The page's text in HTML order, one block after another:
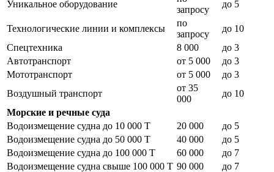
Уникальное оборудование
запросу
до 5
Технологические линии и комплексы
по
запросу
до 10
Спецтехника
8 000
до 3
Автотранспорт
от 5 000
до 3
Мототранспорт
от 5 000
до 3
Воздушный транспорт
от 35
000
до 10
Морские и речные суда
Водоизмещение судна до 10 000 Т
20 000
до 5
Водоизмещение судна до 50 000 Т
40 000
до 5
Водоизмещение судна до 100 000 Т
60 000
до 7
Водоизмещение судна свыше 100 000 Т 90 000
до 7